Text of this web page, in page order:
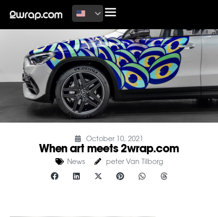
October 10, 2021
When art meets 2wrap.com
News peter Van Tilborg